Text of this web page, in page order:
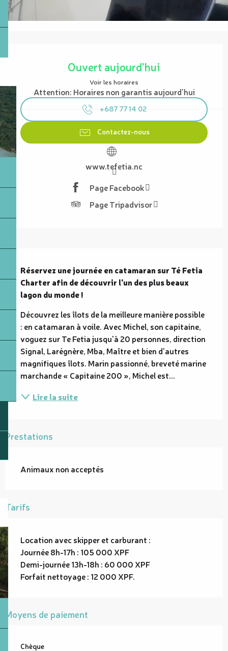
Ouvert aujourd'hui
Voir les horaires
Attention: Horaires non garantis aujourd'hui
+687 77 14 02
Contactez-nous
www.tefetia.nc
Page Facebook
Page Tripadvisor
Réservez une journée en catamaran sur Té Fetia
Charter afin de découvrir l'un des plus beaux
lagon du monde !
Découvrez les îlots de la meilleure manière possible
: en catamaran à voile. Avec Michel, son capitaine,
voguez sur Te Fetia jusqu'à 20 personnes, direction
Signal, Larégnère, Mba, Maître et bien d'autres
magnifiques îlots. Marin passionné, breveté marine
marchande « Capitaine 200 », Michel est...
Lire la suite
Prestations
Animaux non acceptés
Tarifs
Location avec skipper et carburant :
Journée 8h-17h : 105 000 XPF
Demi-journée 13h-18h : 60 000 XPF
Forfait nettoyage : 12 000 XPF.
Moyens de paiement
Chèque